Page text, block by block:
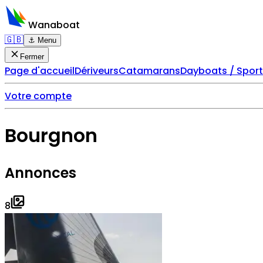
Wanaboat
🇬🇧 ⚓ Menu
Fermer
Page d'accueilDériveursCatamaransDayboats /
Votre compte
Bourgnon
Annonces
8